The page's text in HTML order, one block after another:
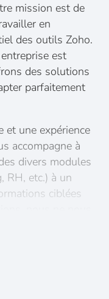
mission est de
en
des outils Zoho.
est
des solutions
parfaitement
et une expérience
accompagne à
divers modules
RH, etc.) à un
ciblées
des solutions ;